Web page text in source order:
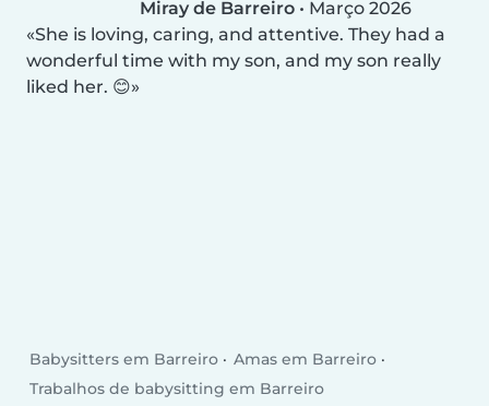
Miray de Barreiro • Março 2026
She is loving, caring, and attentive. They had a
wonderful time with my son, and my son really
liked her. 😊
Babysitters em Barreiro
Amas em Barreiro
Trabalhos de babysitting em Barreiro